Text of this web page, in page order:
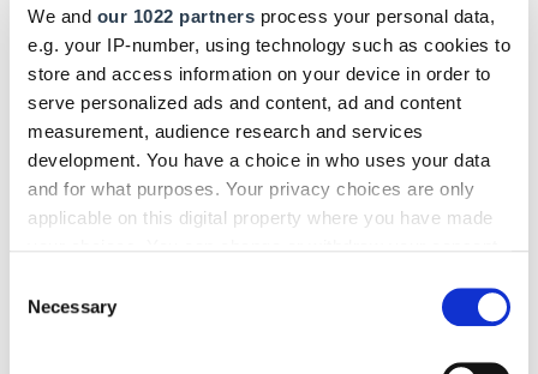
We and our 1022 partners process your personal data,
e.g. your IP-number, using technology such as cookies to
store and access information on your device in order to
serve personalized ads and content, ad and content
measurement, audience research and services
development. You have a choice in who uses your data
and for what purposes. Your privacy choices are only
applicable on this digital property where you have made
the Privacy trigger icon.
Selection
Necessary
Solarzellen zur Energieversorgung (laden auch bei
Kunstlicht) ermöglichen eine kabellose Kommunikation per
Bluetooth®.
Eine weitere Innovation ist die3M Speedglas
Schweißmaske, die für professionelle Schweißer entwickelt
wurde. Sie bietet unter anderem eine Tap-Umschaltfunktion
und eine verbesserte Sichttechnologie.
Elten